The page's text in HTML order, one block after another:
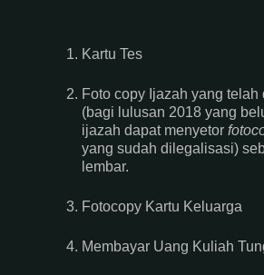
Kartu Tes
Foto copy Ijazah yang
(bagi lulusan 2018 yang
ijazah dapat menyetor
yang sudah dilegalisasi)
lembar.
Fotocopy Kartu Keluarga
Membayar Uang Kuliah